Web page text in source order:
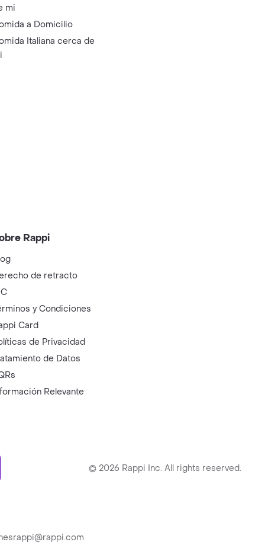
mi
a Domicilio
Italiana cerca de
Rappi
de retracto
y Condiciones
Card
de Privacidad
de Datos
Relevante
© 2026 Rappi Inc. All rights reserved.